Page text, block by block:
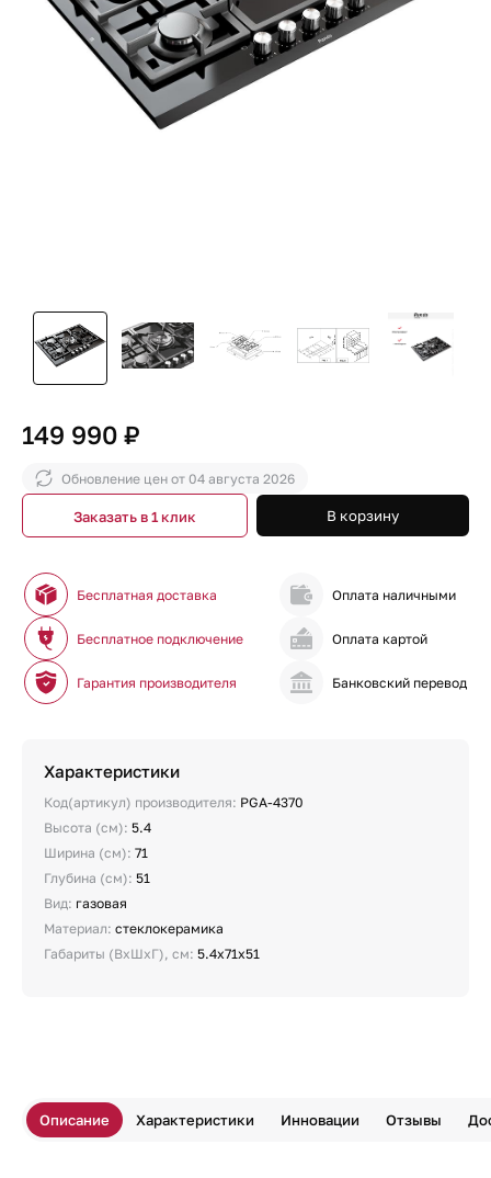
149 990 ₽
Обновление цен от 04 августа 2026
В корзину
Заказать в 1 клик
Бесплатная доставка
Бесплатное подключение
Гарантия производителя
Оплата наличными
Оплата картой
Банковский перевод
Характеристики
Код(артикул) производителя: PGA-4370
Высота (см): 5.4
Ширина (см): 71
Глубина (см): 51
Вид: газовая
Материал: стеклокерамика
Габариты (ВхШхГ), см: 5.4х71х51
Описание Характеристики Инновации Отзывы